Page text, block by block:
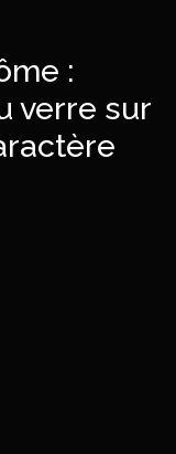
:
verre sur